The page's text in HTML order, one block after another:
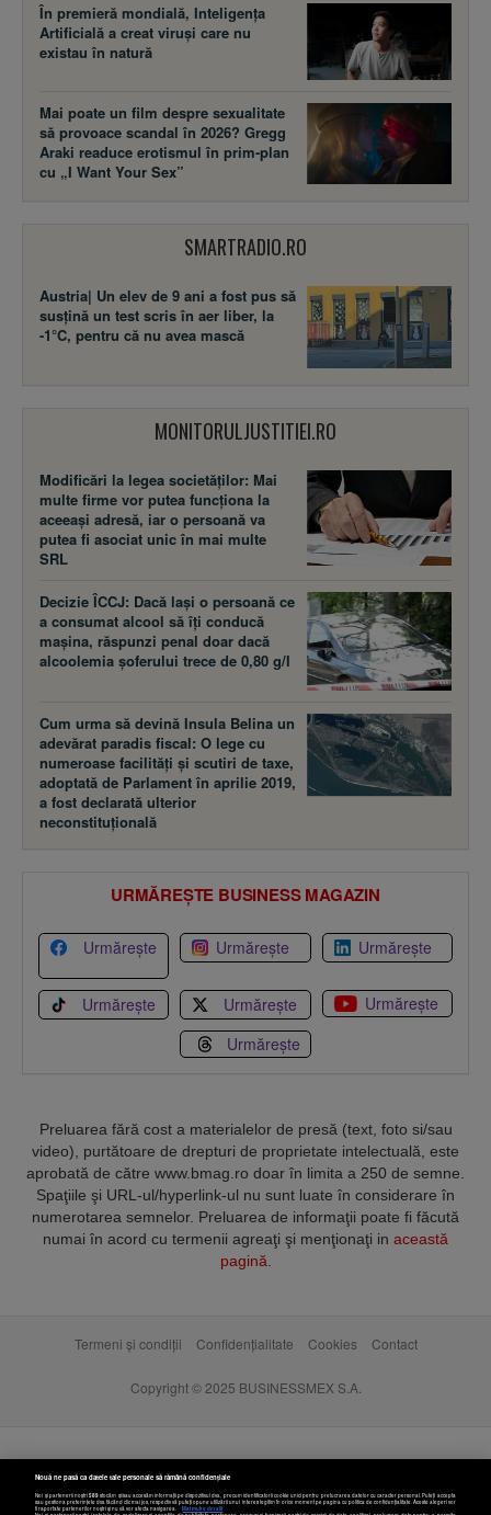
În premieră mondială, Inteligența
Artificială a creat viruși care nu
existau în natură
Mai poate un film despre sexualitate
să provoace scandal în 2026? Gregg
Araki readuce erotismul în prim-plan
cu „I Want Your Sex”
SMARTRADIO.RO
Austria| Un elev de 9 ani a fost pus să
susţină un test scris în aer liber, la
-1°C, pentru că nu avea mască
MONITORULJUSTITIEI.RO
Modificări la legea societăţilor: Mai
multe firme vor putea funcţiona la
aceeaşi adresă, iar o persoană va
putea fi asociat unic în mai multe
SRL
Decizie ÎCCJ: Dacă laşi o persoană ce
a consumat alcool să îţi conducă
maşina, răspunzi penal doar dacă
alcoolemia şoferului trece de 0,80 g/l
Cum urma să devină Insula Belina un
adevărat paradis fiscal: O lege cu
numeroase facilităţi şi scutiri de taxe,
adoptată de Parlament în aprilie 2019,
a fost declarată ulterior
neconstituţională
URMĂREȘTE BUSINESS MAGAZIN
Urmărește Urmărește Urmărește
Urmărește Urmărește
Urmărește
Urmărește
Preluarea fără cost a materialelor de presă (text, foto si/sau
video), purtătoare de drepturi de proprietate intelectuală, este
aprobată de către www.bmag.ro doar în limita a 250 de semne.
Spaţiile şi URL-ul/hyperlink-ul nu sunt luate în considerare în
numerotarea semnelor. Preluarea de informaţii poate fi făcută
numai în acord cu termenii agreaţi şi menţionaţi in această
pagină
Termeni și condiții Confidențialitate Cookies Contact
Copyright © 2025 BUSINESSMEX S.A.
Nouă ne pasă ca datele tale personale să rămână confidențiale
Noi și partenerii noștri589stocăm și/sau accesăm informații pe dispozitivul dvs., precum identificatorii cookie unici pentru prelucrarea datelor cu caracter personal. Puteți accepta
sau gestiona preferințele dvs. făcând clic mai jos, respectiv vă puteți opune utilizării unui interes legitim în orice moment pe pagina cu politica de confidențialitate. Aceste alegeri vor
fi raportate partenerilor noștri și nu vă vor afecta navigarea.
Mai multe detalii